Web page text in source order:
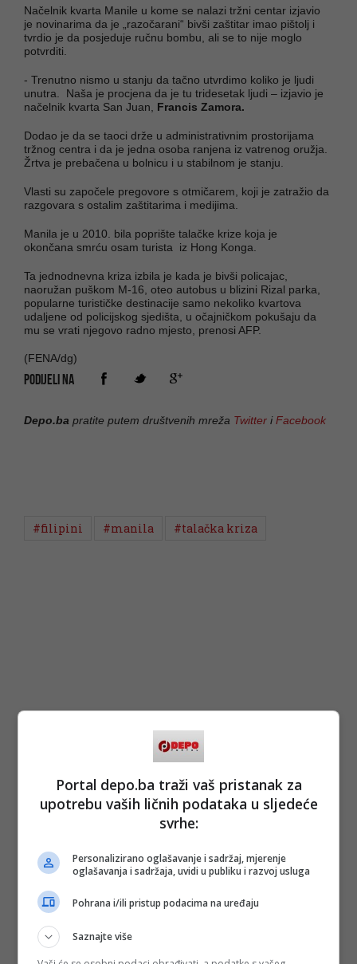
Načelnik kvarta Manile u kome se nalazi tržni centar izjavio
je novinarima da je „razočarani“ bivši zaštitar imao pištolj i
tvrdio je da posjeduje ručnu bombu, ali se to nije moglo
potvrditi.
- Trenutno nismo u stanju da tačno utvrdimo koliko je ljudi
unutra. Naša je procjena da je tu tridesetak ljudi – izjavio je
načelnik kvarta San Juan, Francis Zamora.
Dodao je da se taoci drže u administrativnim prostorijama
tržnog centra i da je jedna osoba ranjena iz vatrenog oružja.
Žrtva je prebačena u bolnicu i u stabilnom je stanju.
Vlasti su započele pregovore s otmičarem, koji je zatražio da
razgovara s ostalim zaštitarima i medijima.
Manila je u 2010. bila poprište talačke krize koja je
okončana smrću osam turista iz Hong Konga.
Ta jednodnevna kriza izbila je kada je bivši policajac,
naoružan puškom M-16, oteo autobus u blizini Rizal parka,
popularne turističke destinacije samo nekoliko kvartova
udaljene od policijskog sjedišta, u očajničkom pokušaju da
mu se vrati njegovo radno mjesto, prenosi AFP.
(FENA/dg)
PODIJELI NA
Depo.ba pratite putem društvenih mreža Twitter iFacebook
#filipini #manila #talačka kriza
Portal depo.ba traži vaš pristanak za
upotrebu vaših ličnih podataka u sljedeće
svrhe:
Personalizirano oglašavanje i sadržaj, mjerenje
oglašavanja i sadržaja, uvidi u publiku i razvoj usluga
Pohrana i/ili pristup podacima na uređaju
Saznajte više